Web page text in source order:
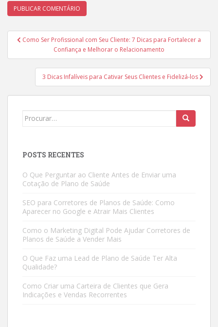
Navegação
Post
Como Ser Profissional com Seu Cliente: 7 Dicas para Fortalecer a
Confiança e Melhorar o Relacionamento
3 Dicas Infalíveis para Cativar Seus Clientes e Fidelizá-los
Search
POSTS RECENTES
O Que Perguntar ao Cliente Antes de Enviar uma
Cotação de Plano de Saúde
SEO para Corretores de Planos de Saúde: Como
Aparecer no Google e Atrair Mais Clientes
Como o Marketing Digital Pode Ajudar Corretores de
Planos de Saúde a Vender Mais
O Que Faz uma Lead de Plano de Saúde Ter Alta
Qualidade?
Como Criar uma Carteira de Clientes que Gera
Indicações e Vendas Recorrentes